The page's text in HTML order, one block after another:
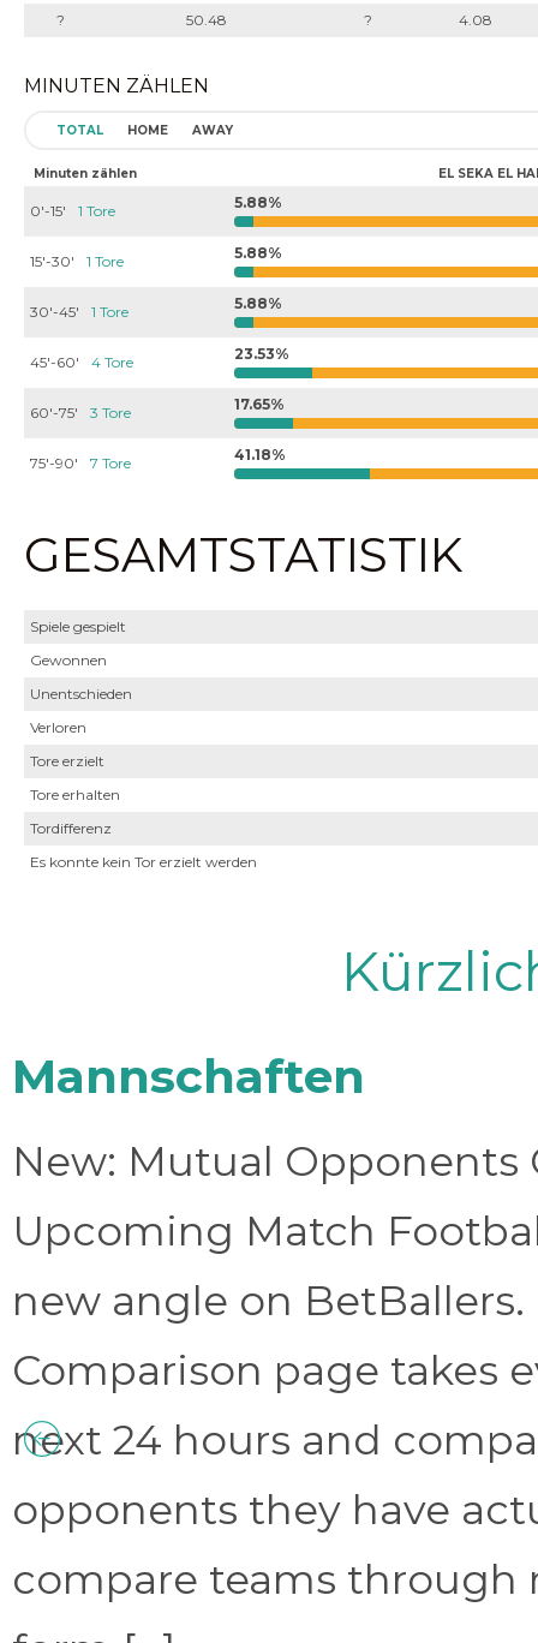
? 50.48 ? 4.08
MINUTEN ZÄHLEN
TOTAL HOME AWAY
Minuten zählen EL SEKA EL
0'-15' 1 Tore 5.88%
15'-30' 1 Tore 5.88%
30'-45' 1 Tore 5.88%
45'-60' 4 Tore 23.53%
60'-75' 3 Tore 17.65%
75'-90' 7 Tore 41.18%
GESAMTSTATISTIK
Spiele gespielt
Gewonnen
Unentschieden
Verloren
Tore erzielt
Tore erhalten
Tordifferenz
Es konnte kein Tor erzielt werden
Mannschaften
New: Mutual Opponents
Upcoming Match
new angle on
Comparison page takes
next 24 hours and
opponents they have
compare teams through